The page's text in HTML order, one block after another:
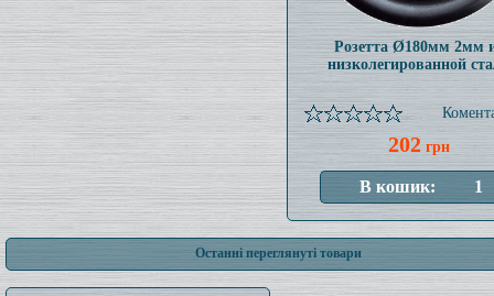
Розетта Ø180мм 2мм
низколегированной
202 грн
Останні переглянуті товари